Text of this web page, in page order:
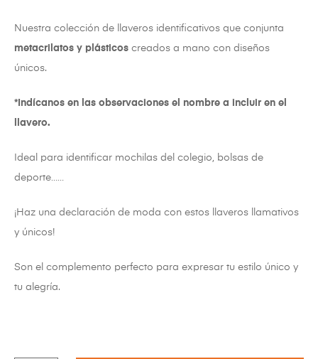
Nuestra colección de llaveros identificativos que conjunta
metacrilatos y plásticos creados a mano con diseños
únicos.
*Indícanos en las observaciones el nombre a incluir en el
llavero.
Ideal para identificar mochilas del colegio, bolsas de
deporte……
¡Haz una declaración de moda con estos llaveros llamativos
y únicos!
Son el complemento perfecto para expresar tu estilo único y
tu alegría.